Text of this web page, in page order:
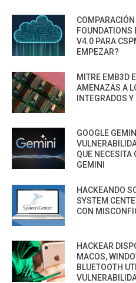
FOUNDATIONS
V4.0 PARA
EMPEZAR?
MITRE EMB3D
AMENAZAS A
INTEGRADOS
GOOGLE
QUE NECESITA
GEMINI
HACKEANDO
SYSTEM
CON
HACKEAR
MACOS,
BLUETOOTH